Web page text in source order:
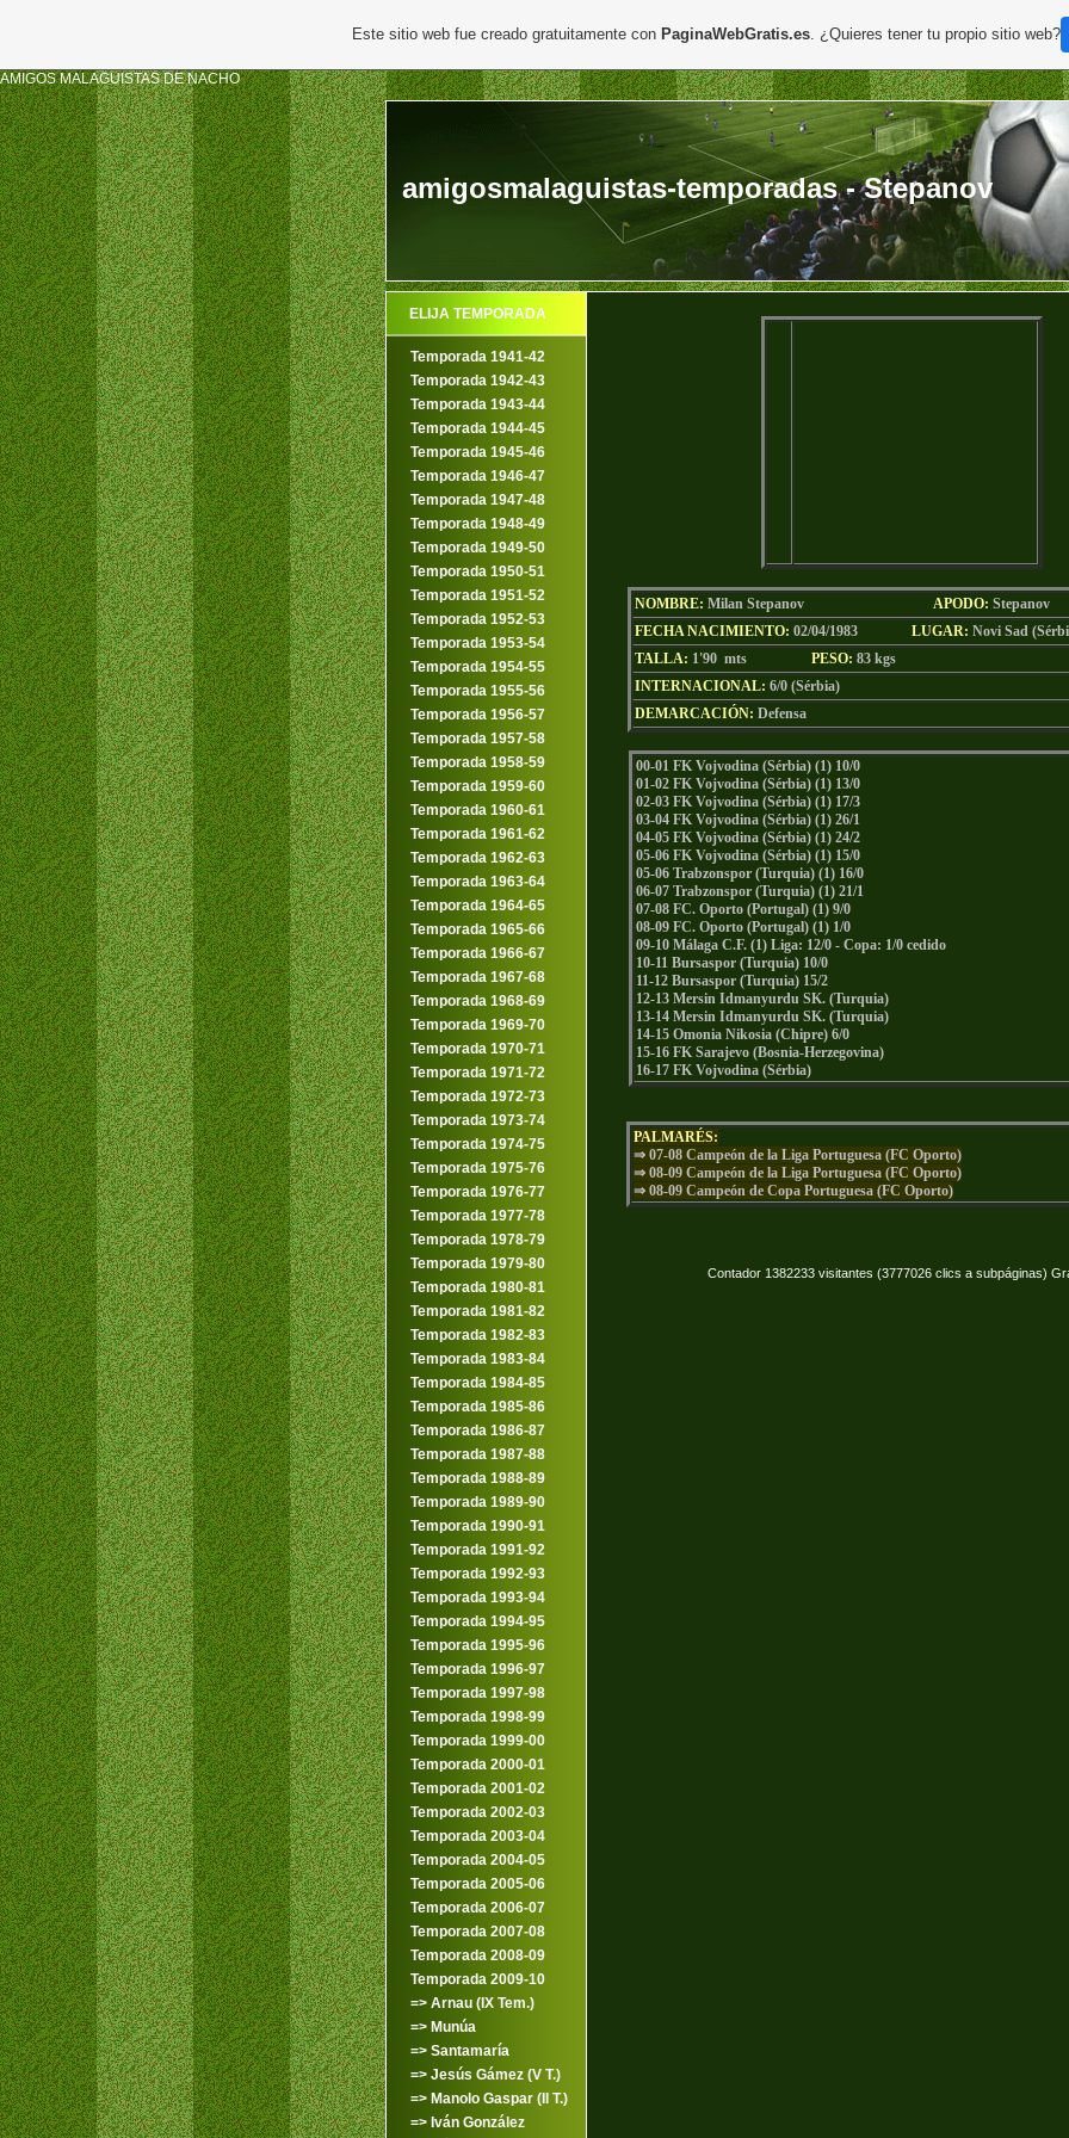
AMIGOS MALAGUISTAS DE NACHO
amigosmalaguistas-temporadas - Stepanov
ELIJA TEMPORADA
Temporada 1941-42
Temporada 1942-43
Temporada 1943-44
Temporada 1944-45
Temporada 1945-46
Temporada 1946-47
Temporada 1947-48
Temporada 1948-49
Temporada 1949-50
Temporada 1950-51
Temporada 1951-52
Temporada 1952-53
Temporada 1953-54
Temporada 1954-55
Temporada 1955-56
Temporada 1956-57
Temporada 1957-58
Temporada 1958-59
Temporada 1959-60
Temporada 1960-61
Temporada 1961-62
Temporada 1962-63
Temporada 1963-64
Temporada 1964-65
Temporada 1965-66
Temporada 1966-67
Temporada 1967-68
Temporada 1968-69
Temporada 1969-70
Temporada 1970-71
Temporada 1971-72
Temporada 1972-73
Temporada 1973-74
Temporada 1974-75
Temporada 1975-76
Temporada 1976-77
Temporada 1977-78
Temporada 1978-79
Temporada 1979-80
Temporada 1980-81
Temporada 1981-82
Temporada 1982-83
Temporada 1983-84
Temporada 1984-85
Temporada 1985-86
Temporada 1986-87
Temporada 1987-88
Temporada 1988-89
Temporada 1989-90
Temporada 1990-91
Temporada 1991-92
Temporada 1992-93
Temporada 1993-94
Temporada 1994-95
Temporada 1995-96
Temporada 1996-97
Temporada 1997-98
Temporada 1998-99
Temporada 1999-00
Temporada 2000-01
Temporada 2001-02
Temporada 2002-03
Temporada 2003-04
Temporada 2004-05
Temporada 2005-06
Temporada 2006-07
Temporada 2007-08
Temporada 2008-09
Temporada 2009-10
=> Arnau (IX Tem.)
=> Munúa
=> Santamaría
=> Jesús Gámez (V T.)
=> Manolo Gaspar (II T.)
=> Iván González
NOMBRE: Milan Stepanov APODO: Stepanov
FECHA NACIMIENTO: 02/04/1983 LUGAR: Novi Sad
TALLA: 1'90 mts PESO: 83 kgs
INTERNACIONAL: 6/0 (Sérbia)
DEMARCACIÓN: Defensa
00-01 FK Vojvodina (Sérbia) (1) 10/0
01-02 FK Vojvodina (Sérbia) (1) 13/0
02-03 FK Vojvodina (Sérbia) (1) 17/3
03-04 FK Vojvodina (Sérbia) (1) 26/1
04-05 FK Vojvodina (Sérbia) (1) 24/2
05-06 FK Vojvodina (Sérbia) (1) 15/0
05-06 Trabzonspor (Turquia) (1) 16/0
06-07 Trabzonspor (Turquia) (1) 21/1
07-08 FC. Oporto (Portugal) (1) 9/0
08-09 FC. Oporto (Portugal) (1) 1/0
09-10 Málaga C.F. (1) Liga: 12/0 - Copa: 1/0 cedido
10-11 Bursaspor (Turquia) 10/0
11-12 Bursaspor (Turquia) 15/2
12-13 Mersin Idmanyurdu SK. (Turquia)
13-14 Mersin Idmanyurdu SK. (Turquia)
14-15 Omonia Nikosia (Chipre) 6/0
15-16 FK Sarajevo (Bosnia-Herzegovina)
16-17 FK Vojvodina (Sérbia)
PALMARÉS:
⇒ 07-08 Campeón de la Liga Portuguesa (FC Oporto)
⇒ 08-09 Campeón de la Liga Portuguesa (FC Oporto)
⇒ 08-09 Campeón de Copa Portuguesa (FC Oporto)
Contador 1382233 visitantes (3777026 clics a subpáginas)
Este sitio web fue creado gratuitamente con PaginaWebGratis.es. ¿Quieres tener tu propio sitio web?